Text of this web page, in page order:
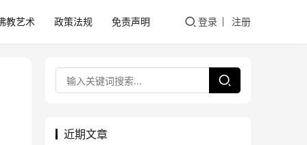
教艺术 政策法规 免责声明 登录 注册
近期文章